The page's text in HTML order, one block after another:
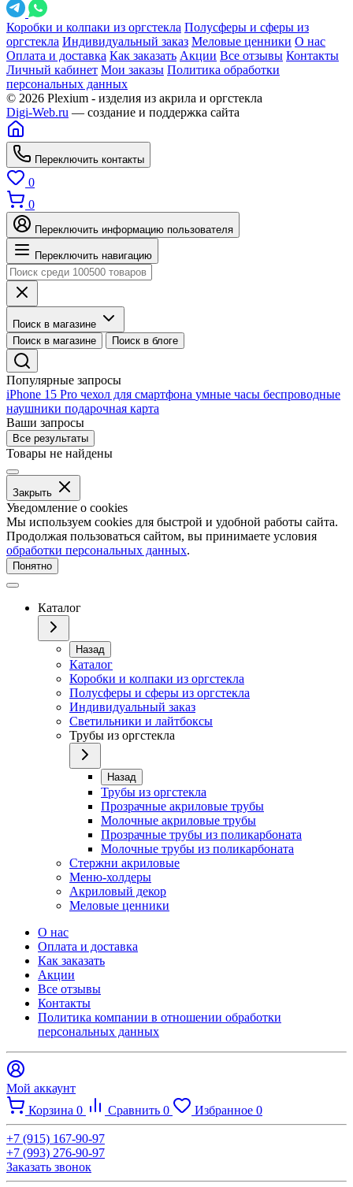
Коробки и колпаки из оргстекла Полусферы и сферы из
оргстекла Индивидуальный заказ Меловые ценники О нас
Оплата и доставка Как заказать Акции Все отзывы Контакты
Личный кабинет Мои заказы Политика обработки
персональных данных
© 2026 Plexium - изделия из акрила и оргстекла
Digi-Web.ru — создание и поддержка сайта
Переключить контакты
0
0
Переключить информацию пользователя
Переключить навигацию
Поиск в магазине
Поиск в магазине
Поиск в блоге
Популярные запросы
iPhone 15 Pro чехол для смартфона умные часы беспроводные
наушники подарочная карта
Ваши запросы
Все результаты
Товары не найдены
Закрыть
Уведомление о cookies
Мы используем cookies для быстрой и удобной работы сайта.
Продолжая пользоваться сайтом, вы принимаете условия
обработки персональных данных.
Понятно
Каталог
Назад
Каталог
Коробки и колпаки из оргстекла
Полусферы и сферы из оргстекла
Индивидуальный заказ
Светильники и лайтбоксы
Трубы из оргстекла
Назад
Трубы из оргстекла
Прозрачные акриловые трубы
Молочные акриловые трубы
Прозрачные трубы из поликарбоната
Молочные трубы из поликарбоната
Стержни акриловые
Меню-холдеры
Акриловый декор
Меловые ценники
О нас
Оплата и доставка
Как заказать
Акции
Все отзывы
Контакты​
Политика компании в отношении обработки
персональных данных
Мой аккаунт
Корзина 0 Сравнить 0 Избранное 0
+7 (915) 167-90-97
+7 (993) 276-90-97
Заказать звонок